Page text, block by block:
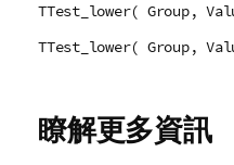
TTest_lower( Group,
TTest_lower( Group,
瞭解更多資訊